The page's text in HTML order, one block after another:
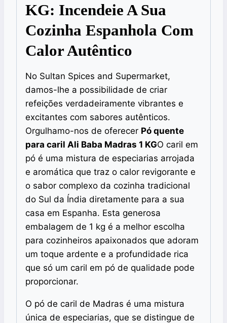
KG: Incendeie A Sua
Cozinha Espanhola Com
Calor Autêntico
No Sultan Spices and Supermarket,
damos-lhe a possibilidade de criar
refeições verdadeiramente vibrantes e
excitantes com sabores autênticos.
Orgulhamo-nos de oferecer Pó quente
para caril Ali Baba Madras 1 KGO caril em
pó é uma mistura de especiarias arrojada
e aromática que traz o calor revigorante e
o sabor complexo da cozinha tradicional
do Sul da Índia diretamente para a sua
casa em Espanha. Esta generosa
embalagem de 1 kg é a melhor escolha
para cozinheiros apaixonados que adoram
um toque ardente e a profundidade rica
que só um caril em pó de qualidade pode
proporcionar.
O pó de caril de Madras é uma mistura
única de especiarias, que se distingue de